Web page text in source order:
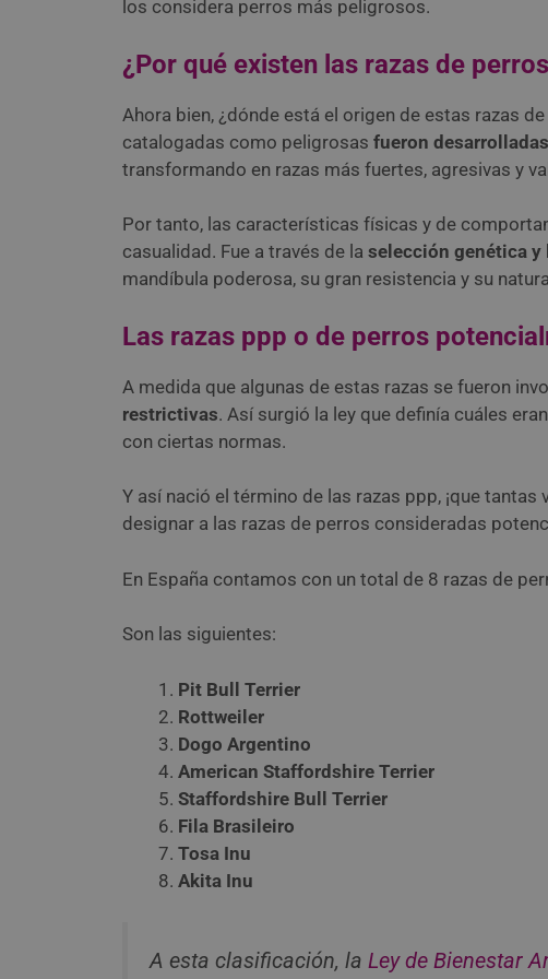
los considera perros más peligrosos.
¿Por qué existen las razas de
Ahora bien, ¿dónde está el origen de estas razas
catalogadas como peligrosas fueron
transformando en razas más fuertes, agresivas y
Por tanto, las características físicas y de
casualidad. Fue a través de la selección genética
mandíbula poderosa, su gran resistencia y su
Las razas ppp o de perros
A medida que algunas de estas razas se fueron
restrictivas. Así surgió la ley que definía cuáles
con ciertas normas.
Y así nació el término de las razas ppp, ¡que
designar a las razas de perros consideradas
En España contamos con un total de 8 razas de
Son las siguientes:
Pit Bull Terrier
Rottweiler
Dogo Argentino
American Staffordshire Terrier
Staffordshire Bull Terrier
Fila Brasileiro
Tosa Inu
Akita Inu
A esta clasificación, la Ley de Bienestar